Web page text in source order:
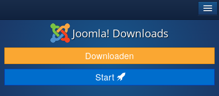
DOWNLOAD & BREID UIT
ONTDEK & LEER
COMMUNITY & ONDERSTEUNING
Joomla! Downloads
Downloaden
Start